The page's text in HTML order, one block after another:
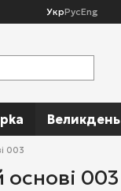
УкрРусEng
Великдень
003
основі 003